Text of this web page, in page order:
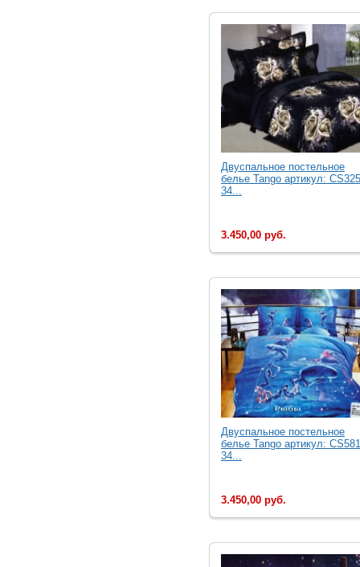
Двуcпальное постельное
белье Tango артикул:
34...
3.450,00 руб.
Двуcпальное постельное
белье Tango артикул:
34...
3.450,00 руб.